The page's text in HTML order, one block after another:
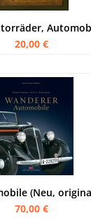
20,00 €
(Neu,
70,00 €